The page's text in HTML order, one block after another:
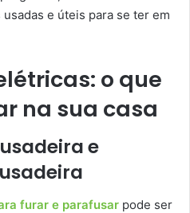
usadas e úteis para se ter em
o que
na sua casa
e
furar e parafusar pode ser